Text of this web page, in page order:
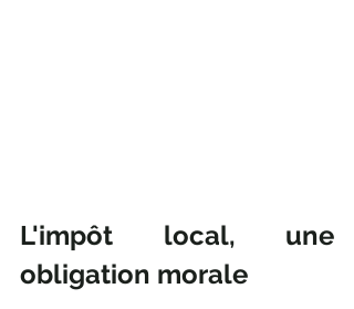
L'impôt local, une
obligation morale